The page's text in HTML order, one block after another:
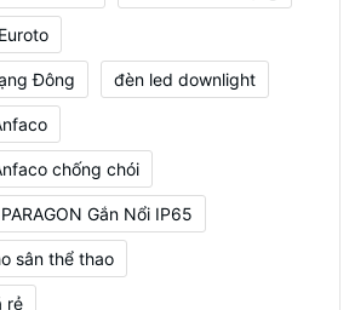
Đông đèn led downlight
chống chói
Gắn Nổi IP65
sân thể thao
rẻ